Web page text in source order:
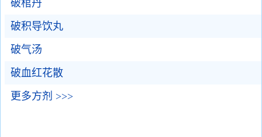
破棺丹
破积导饮丸
破气汤
破血红花散
更多方剂 >>>